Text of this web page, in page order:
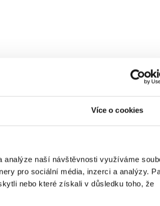
Více o cookies
naší návštěvnosti využíváme
pro sociální média, inzerci a analýzy.
nebo které získali v důsledku toho, že
35 m2